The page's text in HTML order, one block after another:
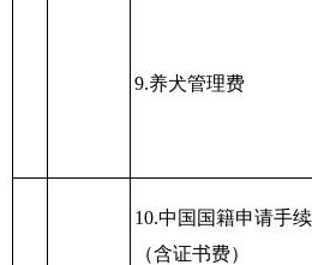
9.养犬管理费
10.中国国籍申请手
（含证书费）